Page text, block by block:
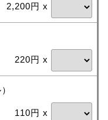
2,200円 x
220円 x
110円 x